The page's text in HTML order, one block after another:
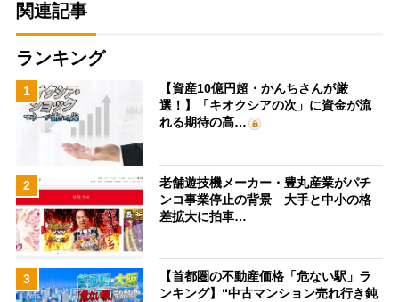
関連記事
ランキング
1
【資産10億円超・かんちさんが厳
選！】「キオクシアの次」に資金が流
れる期待の高…
2
老舗遊技機メーカー・豊丸産業がパチ
ンコ事業停止の背景 大手と中小の格
差拡大に拍車…
3
【首都圏の不動産価格「危ない駅」ラ
ンキング】“中古マンション売れ行き鈍